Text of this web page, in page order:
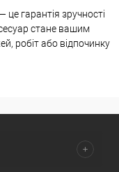
це гарантія зручності
стане вашим
робіт або відпочинку